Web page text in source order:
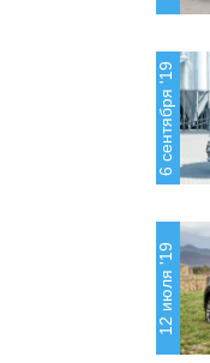
6 сентября '19
12 июля '19